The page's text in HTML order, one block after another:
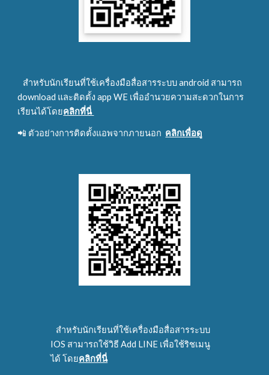
สำหรับนักเรียนที่ใช้เครื่องมือสื่อสารระบบ android สามารถ
download และติดตั้ง app WE เพื่ออำนวยความสะดวกในการ
เรียนได้โดยคลิกที่นี่
📲 ตัวอย่างการติดตั้งแอพจากภายนอก คลิกเพื่อดู
IOS สามารถใช้วิธี Add LINE เพื่อใช้ริชเมนู
ได้ โดยคลิกที่นี่